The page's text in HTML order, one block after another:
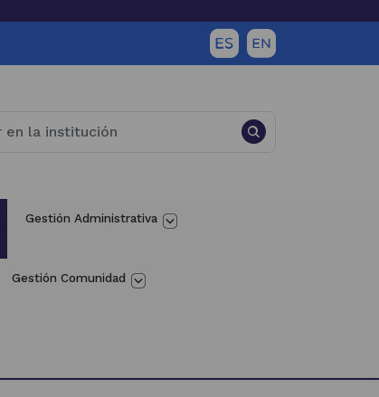
Gestión Administrativa
Gestión Comunidad